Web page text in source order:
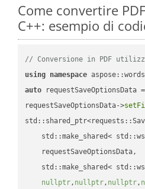
Come convertire
C++: esempio di
// Conversione in PDF
using namespace
auto
requestSaveOptionsData->
std::make_shared<
    requestSaveOptionsData,
std::make_shared<
nullptr, nullptr, nullptr,